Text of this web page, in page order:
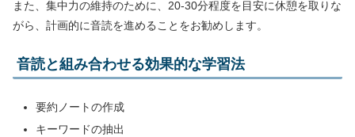
また、集中力の維持のために、20-30分程度を目安に休憩を取りな
がら、計画的に音読を進めることをお勧めします。
音読と組み合わせる効果的な学習法
要約ノートの作成
キーワードの抽出